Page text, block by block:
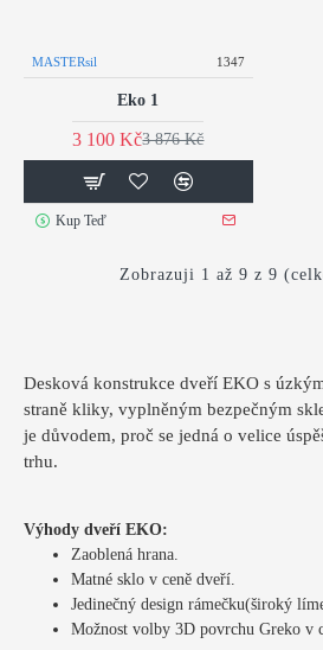
Desková konstrukce dveří EKO s
straně kliky, vyplněným bezpečným
je důvodem, proč se jedná o velice
trhu.
Výhody dveří EKO:
Zaoblená hrana.
Matné sklo v ceně dveří.
Jedinečný design rámečku(široký
Možnost volby 3D povrchu Greko v
MASTERsil 1347
Eko 1
3 100 Kč3 876 Kč
Kup Teď
Zobrazuji 1 až 9 z 9